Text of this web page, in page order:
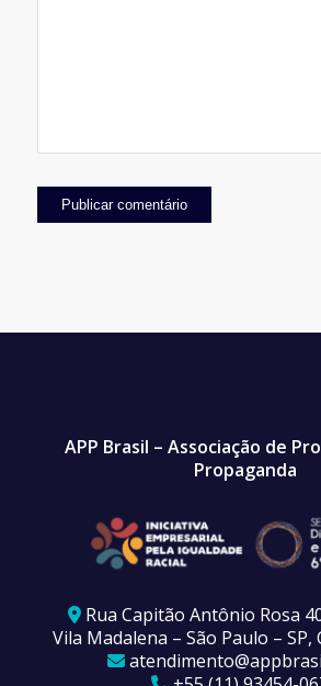
APP Brasil – Associação de
Propaganda
Rua Capitão Antônio Rosa
Vila Madalena – São Paulo – SP,